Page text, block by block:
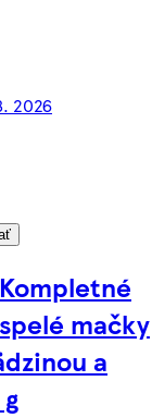
2026
mačky
a